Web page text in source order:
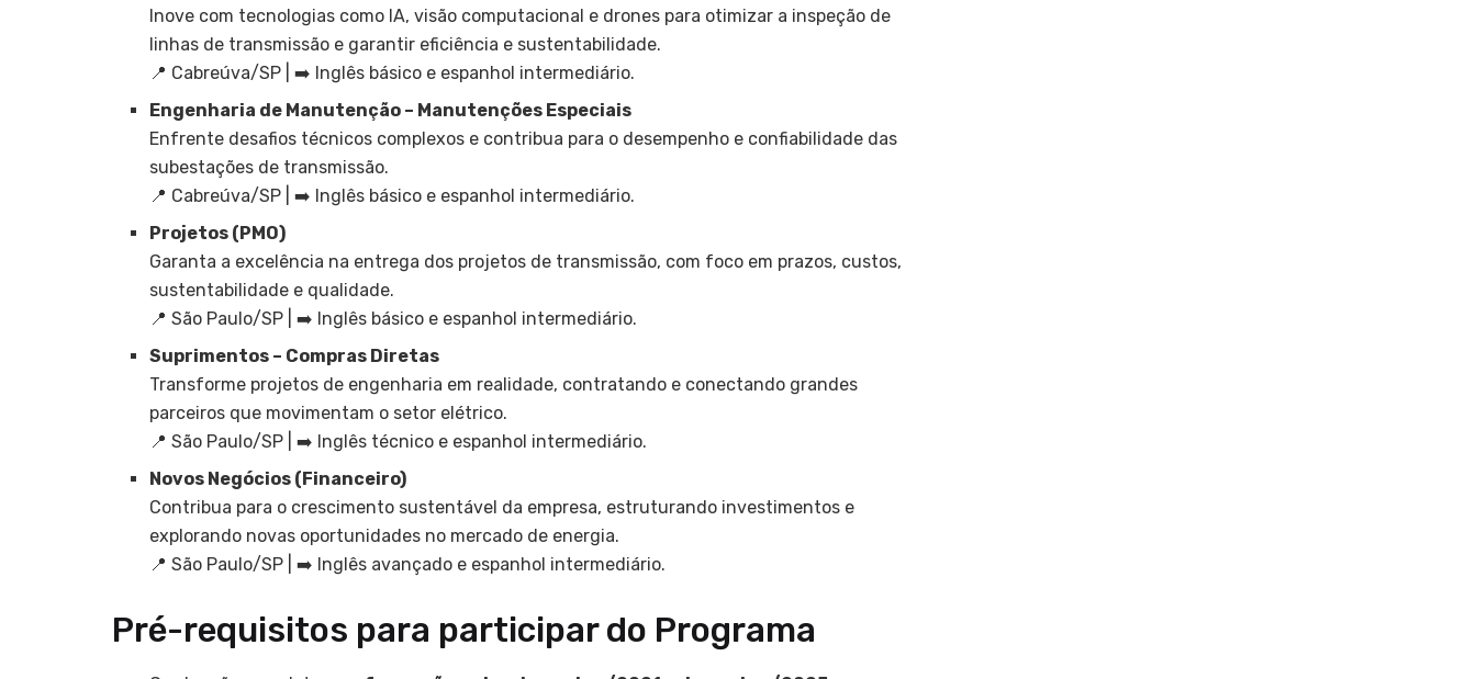
Inove com tecnologias como IA, visão computacional e drones para otimizar a inspeção de
linhas de transmissão e garantir eficiência e sustentabilidade.
📍 Cabreúva/SP | ➡️ Inglês básico e espanhol intermediário.
Engenharia de Manutenção – Manutenções Especiais
Enfrente desafios técnicos complexos e contribua para o desempenho e confiabilidade das
subestações de transmissão.
📍 Cabreúva/SP | ➡️ Inglês básico e espanhol intermediário.
Projetos (PMO)
Garanta a excelência na entrega dos projetos de transmissão, com foco em prazos, custos,
sustentabilidade e qualidade.
📍 São Paulo/SP | ➡️ Inglês básico e espanhol intermediário.
Suprimentos – Compras Diretas
Transforme projetos de engenharia em realidade, contratando e conectando grandes
parceiros que movimentam o setor elétrico.
📍 São Paulo/SP | ➡️ Inglês técnico e espanhol intermediário.
Novos Negócios (Financeiro)
Contribua para o crescimento sustentável da empresa, estruturando investimentos e
explorando novas oportunidades no mercado de energia.
📍 São Paulo/SP | ➡️ Inglês avançado e espanhol intermediário.
Pré-requisitos para participar do Programa